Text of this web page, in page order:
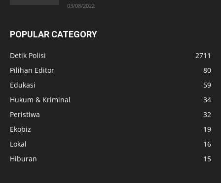
03/08/2022
POPULAR CATEGORY
Detik Polisi
2711
Pilihan Editor
80
Edukasi
59
Hukum & Kriminal
34
Peristiwa
32
Ekobiz
19
Lokal
16
Hiburan
15